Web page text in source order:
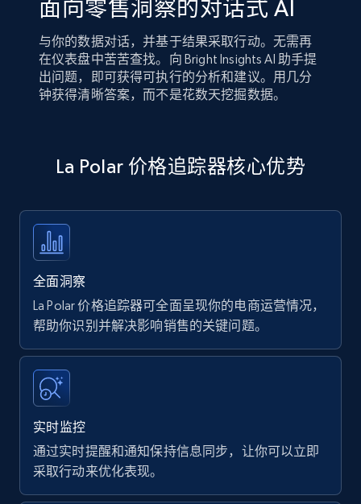
面向零售洞察的对话式 AI
与你的数据对话，并基于结果采取行动。无需再
在仪表盘中苦苦查找。向 Bright Insights AI 助手提
出问题，即可获得可执行的分析和建议。用几分
钟获得清晰答案，而不是花数天挖掘数据。
La Polar 价格追踪器核心优势
全面洞察
La Polar 价格追踪器可全面呈现你的电商运营情况，
帮助你识别并解决影响销售的关键问题。
实时监控
通过实时提醒和通知保持信息同步，让你可以立即
采取行动来优化表现。